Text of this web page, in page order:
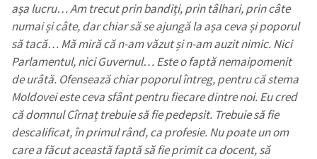
așa lucru… Am trecut prin bandiți, prin tâlhari, prin câte
numai și câte, dar chiar să se ajungă la așa ceva și poporul
să tacă… Mă miră că n-am văzut și n-am auzit nimic. Nici
Parlamentul, nici Guvernul… Este o faptă nemaipomenit
de urâtă. Ofensează chiar poporul întreg, pentru că stema
Moldovei este ceva sfânt pentru fiecare dintre noi. Eu cred
că domnul Cîrnaț trebuie să fie pedepsit. Trebuie să fie
descalificat, în primul rând, ca profesie. Nu poate un om
care a făcut această faptă să fie primit ca docent, să